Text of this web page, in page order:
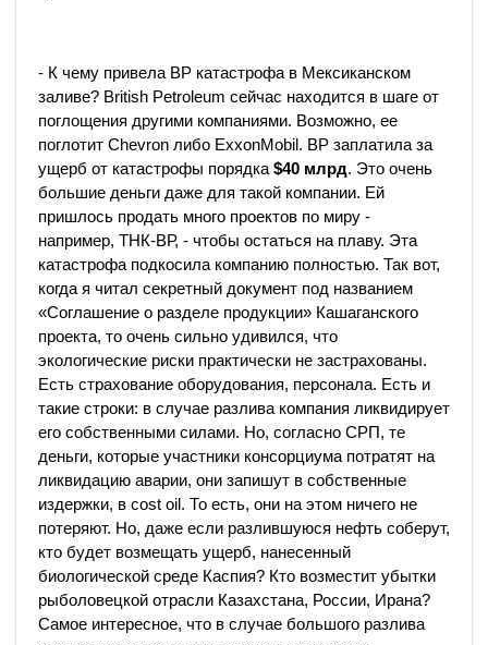
- К чему привела BP катастрофа в Мексиканском
заливе? British Petroleum сейчас находится в шаге от
поглощения другими компаниями. Возможно, ее
поглотит Chevron либо ExxonMobil. ВР заплатила за
ущерб от катастрофы порядка $40 млрд. Это очень
большие деньги даже для такой компании. Ей
пришлось продать много проектов по миру -
например, ТНК-ВР, - чтобы остаться на плаву. Эта
катастрофа подкосила компанию полностью. Так вот,
когда я читал секретный документ под названием
«Соглашение о разделе продукции» Кашаганского
проекта, то очень сильно удивился, что
экологические риски практически не застрахованы.
Есть страхование оборудования, персонала. Есть и
такие строки: в случае разлива компания ликвидирует
его собственными силами. Но, согласно СРП, те
деньги, которые участники консорциума потратят на
ликвидацию аварии, они запишут в собственные
издержки, в cost oil. То есть, они на этом ничего не
потеряют. Но, даже если разлившуюся нефть соберут,
кто будет возмещать ущерб, нанесенный
биологической среде Каспия? Кто возместит убытки
рыболовецкой отрасли Казахстана, России, Ирана?
Самое интересное, что в случае большого разлива